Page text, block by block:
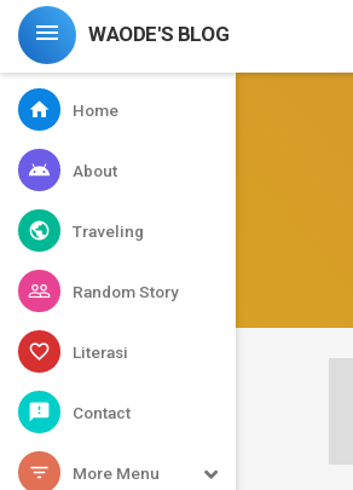
 WAODE'S BLOG
home Home
android About
public Traveling
people_outline Random Story
favorite_border Literasi
feedback Contact
filter_list More Menu